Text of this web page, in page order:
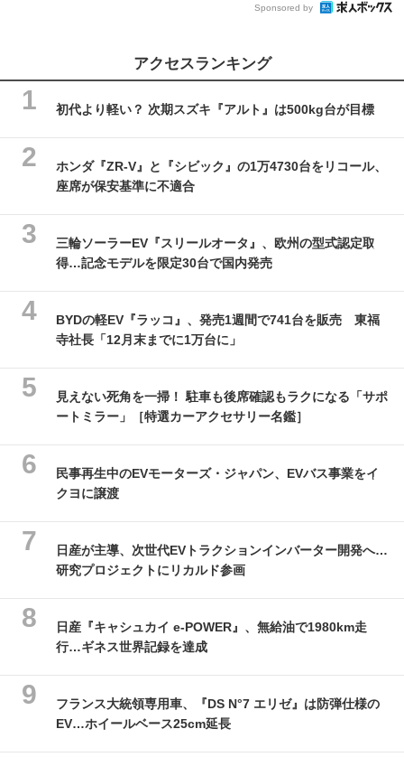
Sponsored by
アクセスランキング
初代より軽い？ 次期スズキ『アルト』は500kg台が目標
ホンダ『ZR-V』と『シビック』の1万4730台をリコール、
座席が保安基準に不適合
三輪ソーラーEV『スリールオータ』、欧州の型式認定取
得…記念モデルを限定30台で国内発売
BYDの軽EV『ラッコ』、発売1週間で741台を販売 東福
寺社長「12月末までに1万台に」
見えない死角を一掃！ 駐車も後席確認もラクになる「サポ
ートミラー」［特選カーアクセサリー名鑑］
民事再生中のEVモーターズ・ジャパン、EVバス事業をイ
クヨに譲渡
日産が主導、次世代EVトラクションインバーター開発へ…
研究プロジェクトにリカルド参画
日産『キャシュカイ e-POWER』、無給油で1980km走
行…ギネス世界記録を達成
フランス大統領専用車、『DS N°7 エリゼ』は防弾仕様の
EV…ホイールベース25cm延長